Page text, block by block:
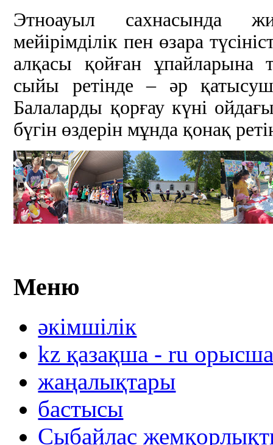
Этноауыл сахнасында
мейірімділік пен өзара
алқасы қойған ұпайларына
сыйы ретінде – әр
Балаларды қорғау күні
бүгін өздерін мұнда қонақ
Меню
әкімшілік
kz қазақша - ru
жаңалықтары
бастысы
Сыбайлас